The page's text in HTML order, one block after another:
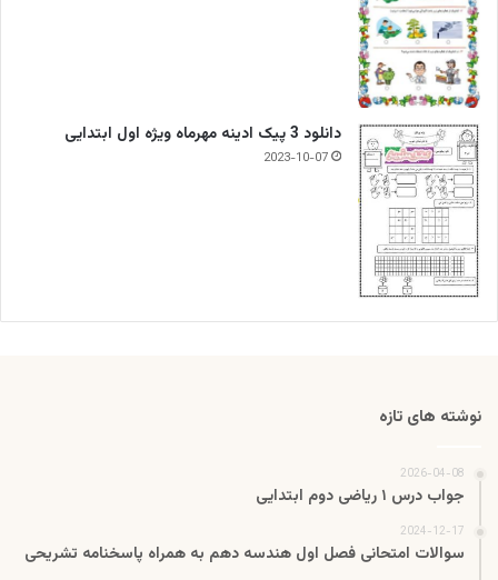
دانلود 3 پیک ادینه مهرماه ویژه اول ابتدایی
2023-10-07
نوشته های تازه
2026-04-08
جواب درس ۱ ریاضی دوم ابتدایی
2024-12-17
سوالات امتحانی فصل اول هندسه دهم به همراه پاسخنامه تشریحی